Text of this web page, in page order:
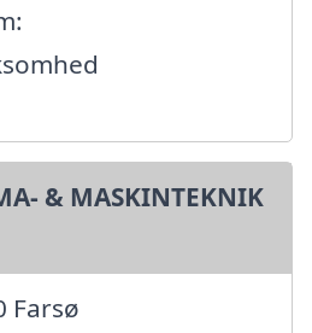
& MASKINTEKNIK
Farsø